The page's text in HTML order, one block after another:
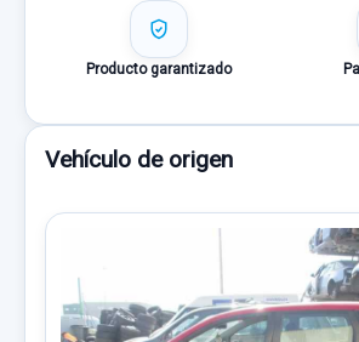
Producto garantizado
Vehículo de origen